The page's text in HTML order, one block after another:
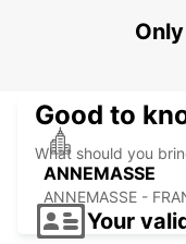
GRAND-LANCY -
ANNEMASSE
ANNEMASSE -
Good to
What should you
Your